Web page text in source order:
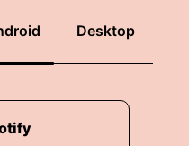
Desktop